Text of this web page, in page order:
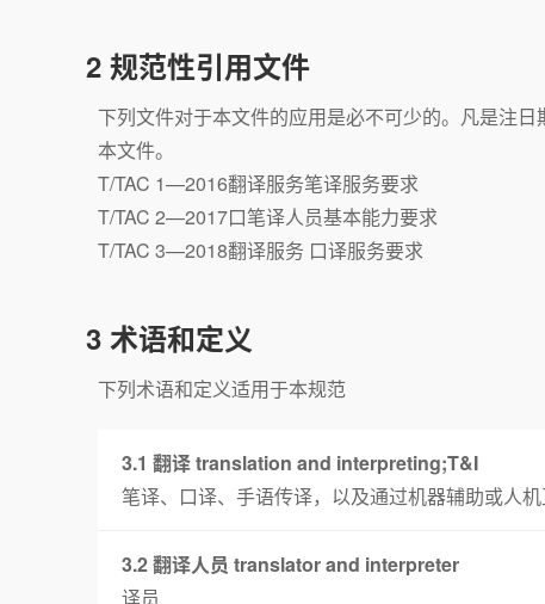
2 规范性引用文件
下列文件对于本文件的应用是必不可少的。凡是注
本文件。
T/TAC 1—2016翻译服务笔译服务要求
T/TAC 2—2017口笔译人员基本能力要求
T/TAC 3—2018翻译服务 口译服务要求
3 术语和定义
下列术语和定义适用于本规范
3.1 翻译 translation and interpreting;T&I
笔译、口译、手语传译，以及通过机器辅助或人
3.2 翻译人员 translator and interpreter
译员